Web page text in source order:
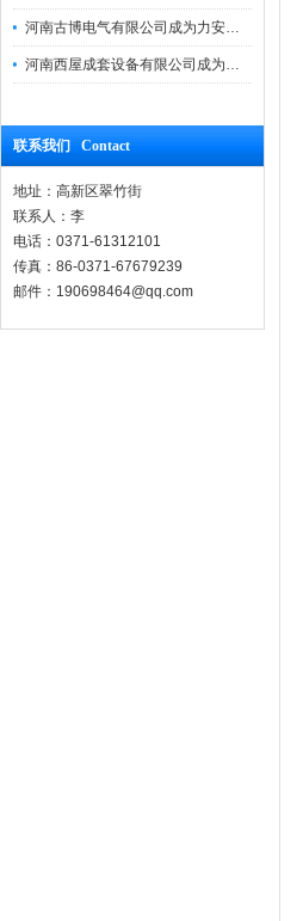
河南古博电气有限公司成为力安电易云战略合作伙伴，共创智能配电新未来！
河南西屋成套设备有限公司成为力安电易云战略合作伙伴，共创智能配电新未来
联系我们 Contact
地址：高新区翠竹街
联系人：李
电话：0371-61312101
传真：86-0371-67679239
邮件：190698464@qq.com